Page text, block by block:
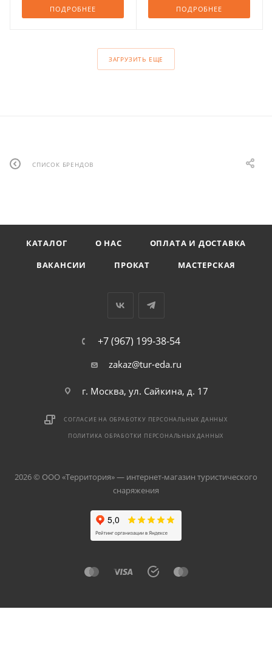
ПОДРОБНЕЕ ПОДРОБНЕЕ
ЗАГРУЗИТЬ ЕЩЕ
СПИСОК БРЕНДОВ
КАТАЛОГ О НАС
ОПЛАТА И ДОСТАВКА
ВАКАНСИИ
ПРОКАТ МАСТЕРСКАЯ
+7 (967) 199-38-54
zakaz@tur-eda.ru
г. Москва, ул. Сайкина, д. 17
СОГЛАСИЕ НА ОБРАБОТКУ ПЕРСОНАЛЬНЫХ ДАННЫХ
ПОЛИТИКА ОБРАБОТКИ ПЕРСОНАЛЬНЫХ ДАННЫХ
2026 © ООО «Территория» — интернет-магазин туристического
снаряжения